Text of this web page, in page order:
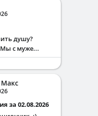
душу?
с муже...
за 02.08.2026